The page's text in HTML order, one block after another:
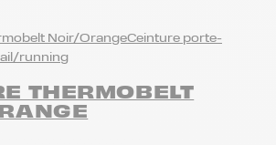
Ceinture porte-
running
THERMOBELT